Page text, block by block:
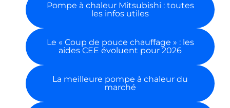
Pompe à chaleur Mitsubishi : toutes
les infos utiles
Le « Coup de pouce chauffage » : les
aides CEE évoluent pour 2026
La meilleure pompe à chaleur du
marché